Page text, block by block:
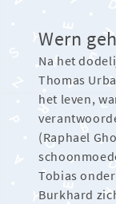
Wern
Na het
Thomas
het leven,
(Raphael
Tobias
Burkhard